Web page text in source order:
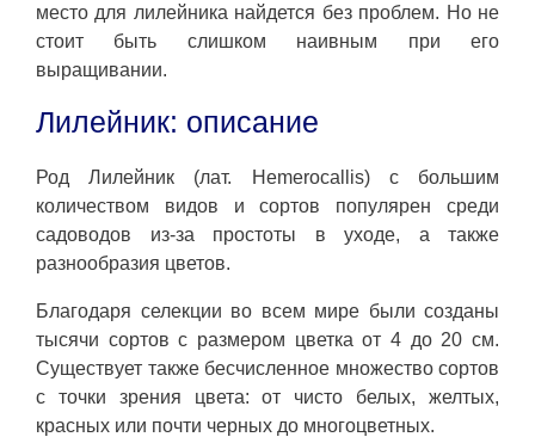
место для лилейника найдется без проблем. Но не
стоит быть слишком наивным при его
выращивании.
Лилейник: описание
Род Лилейник (лат. Hemerocallis) с большим
количеством видов и сортов популярен среди
садоводов из-за простоты в уходе, а также
разнообразия цветов.
Благодаря селекции во всем мире были созданы
тысячи сортов с размером цветка от 4 до 20 см.
Существует также бесчисленное множество сортов
с точки зрения цвета: от чисто белых, желтых,
красных или почти черных до многоцветных.